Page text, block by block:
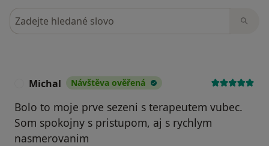
Hledejte v názorech
Michal Návštěva ověřená
Bolo to moje prve sezeni s terapeutem vubec.
Som spokojny s pristupom, aj s rychlym
nasmerovanim